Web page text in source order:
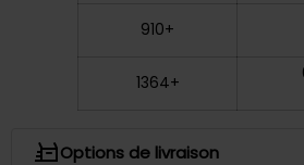
910+
1364+
Options de livraison